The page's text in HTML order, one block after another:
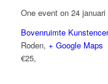
One event on 24
Bovenruimte
Roden, + Google Maps
€25,